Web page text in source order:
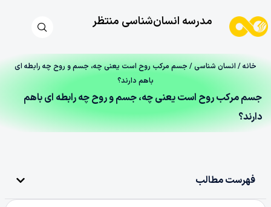
مدرسه انسان‌شناسی منتظر
خانه/ انسان شناسی/ جسم مرکب روح است یعنی چه، جسم و روح چه رابطه‌ ای
باهم دارند؟
جسم مرکب روح است یعنی چه، جسم و روح چه رابطه‌ ای باهم
دارند؟
فهرست مطالب